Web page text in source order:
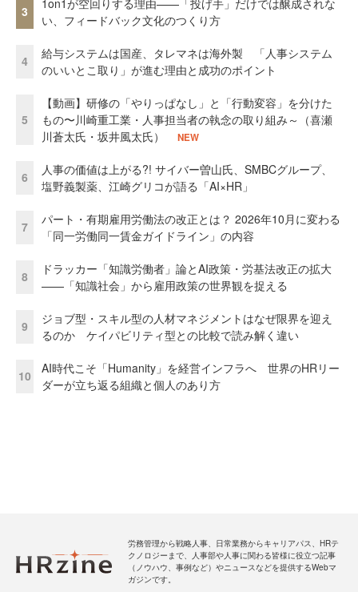
3
い、フィードバック文化のつくり方
4
給与システムは国産、タレマネは海外製 「人事システム
のいいとこ取り」が進む理由と成功のポイント
5
【動画】研修の「やりっぱなし」と「行動変容」を分けた
もの〜川崎重工業・人事担当者の執念の取り組み～（喜瀬
川蒼太氏・坂井風太氏）
NEW
6
人事の価値は上がる?! サイバー曽山氏、SMBCグループ、
塩野義製薬、江崎グリコが語る「AI×HR」
7
パート・有期雇用労働法の改正とは？ 2026年10月に変わる
「同一労働同一賃金ガイドライン」の内容
8
ドラッカー「知識労働者」論とAI政策・労基法改正の拡大
——「知識社会」から雇用政策の世界観を捉える
9
ジョブ型・スキル型の人材マネジメントはなぜ限界を迎え
るのか ケイパビリティ型との比較で読み解く違い
10
AI時代こそ「Humanity」を経営インフラへ 世界のHRリー
ダーが立ち返る組織と個人のあり方
労務管理から戦略人事、日常業務からキャリアパス、HRテ
クノロジーまで、人事部や人事に関わる皆様に役立つ記事
（ノウハウ、事例など）やニュースなどを提供するWebマ
ガジンです。